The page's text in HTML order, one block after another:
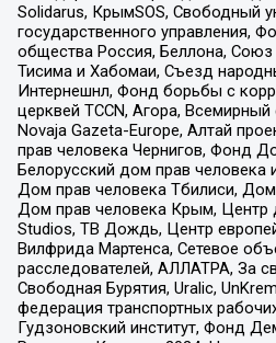
Solidarus, КрымSOS, Свободный
государственного управления,
общества Россия, Беллона, Союз
Тисима и Хабомаи, Съезд
Интернешнл, Фонд борьбы с
церквей TCCN, Агора,
Novaja Gazeta-Europe, Алтай
прав человека Чернигов, Фонд
Белорусский дом прав человека
Дом прав человека Тбилиси, Дом
Дом прав человека Крым, Центр
Studios, ТВ Дождь, Центр
Вилфрида Мартенса, Сетевое
расследователей, АЛЛАТРА, За
Свободная Бурятия, Uralic,
федерация транспортных
Гудзоновский институт, Фонд